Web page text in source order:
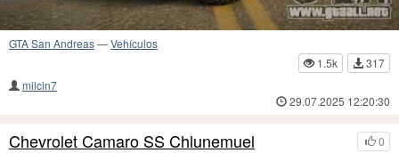
GTA San Andreas—Vehículos
1.5k
317
milcin7
29.07.2025 12:20:30
0
Chevrolet Camaro SS Chlunemuel